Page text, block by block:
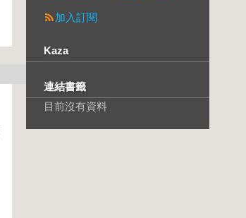
加入訂閱
Kaza
連結書籤
目前沒有資料